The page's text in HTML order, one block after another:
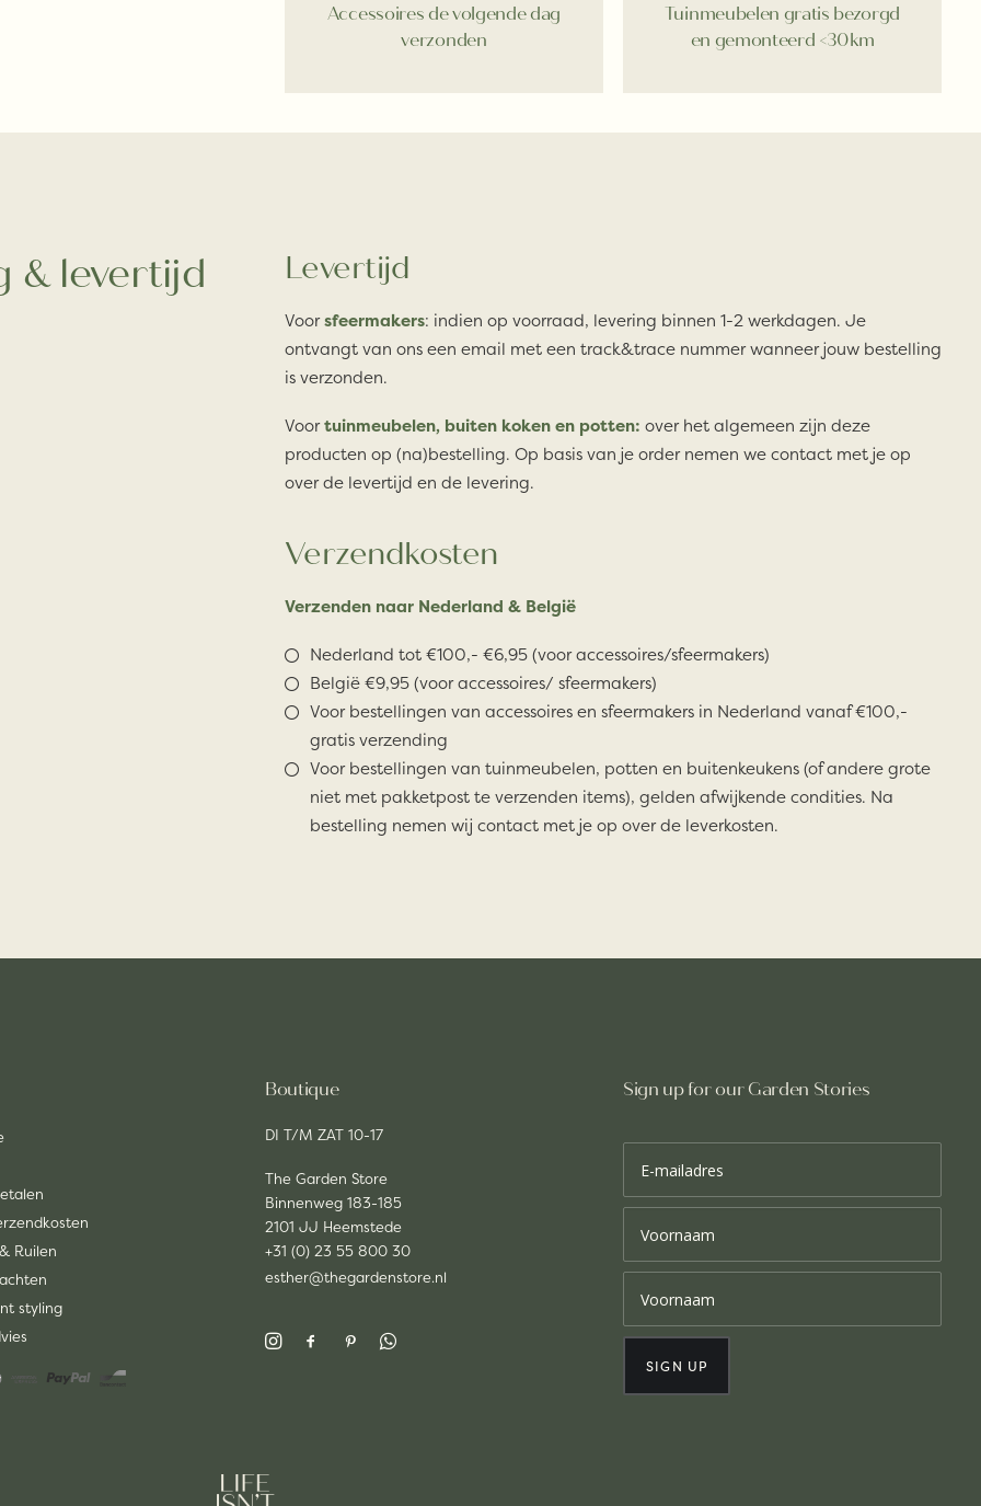
Accessoires de volgende dag
verzonden
Tuinmeubelen gratis bezorgd
en gemonteerd <30km
& levertijd Levertijd
Voorsfeermakers: indien op voorraad, levering binnen 1-2 werkdagen. Je
ontvangt van ons een email met een track&trace nummer wanneer jouw bestelling
is verzonden.
Voortuinmeubelen, buiten koken en potten: over het algemeen zijn deze
producten op (na)bestelling. Op basis van je order nemen we contact met je op
over de levertijd en de levering.
Verzendkosten
Verzenden naar Nederland & België
Nederland tot €100,- €6,95 (voor accessoires/sfeermakers)
België €9,95 (voor accessoires/ sfeermakers)
Voor bestellingen van accessoires en sfeermakers in Nederland vanaf €100,-
gratis verzending
Voor bestellingen van tuinmeubelen, potten en buitenkeukens (of andere grote
niet met pakketpost te verzenden items), gelden afwijkende condities. Na
bestelling nemen wij contact met je op over de leverkosten.
Ruilen
styling
Boutique
DI T/M ZAT 10-17
The Garden Store
Binnenweg 183-185
2101 JJ Heemstede
+31 (0) 23 55 800 30
esther@thegardenstore.nl
Sign up for our Garden Stories